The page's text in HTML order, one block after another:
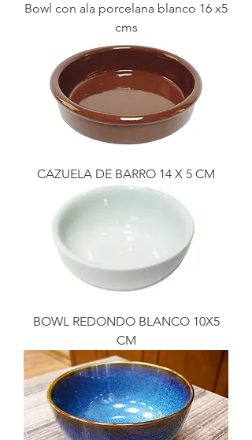
Bowl con ala porcelana blanco 16 x5
cms
CAZUELA DE BARRO 14 X 5 CM
BOWL REDONDO BLANCO 10X5
CM